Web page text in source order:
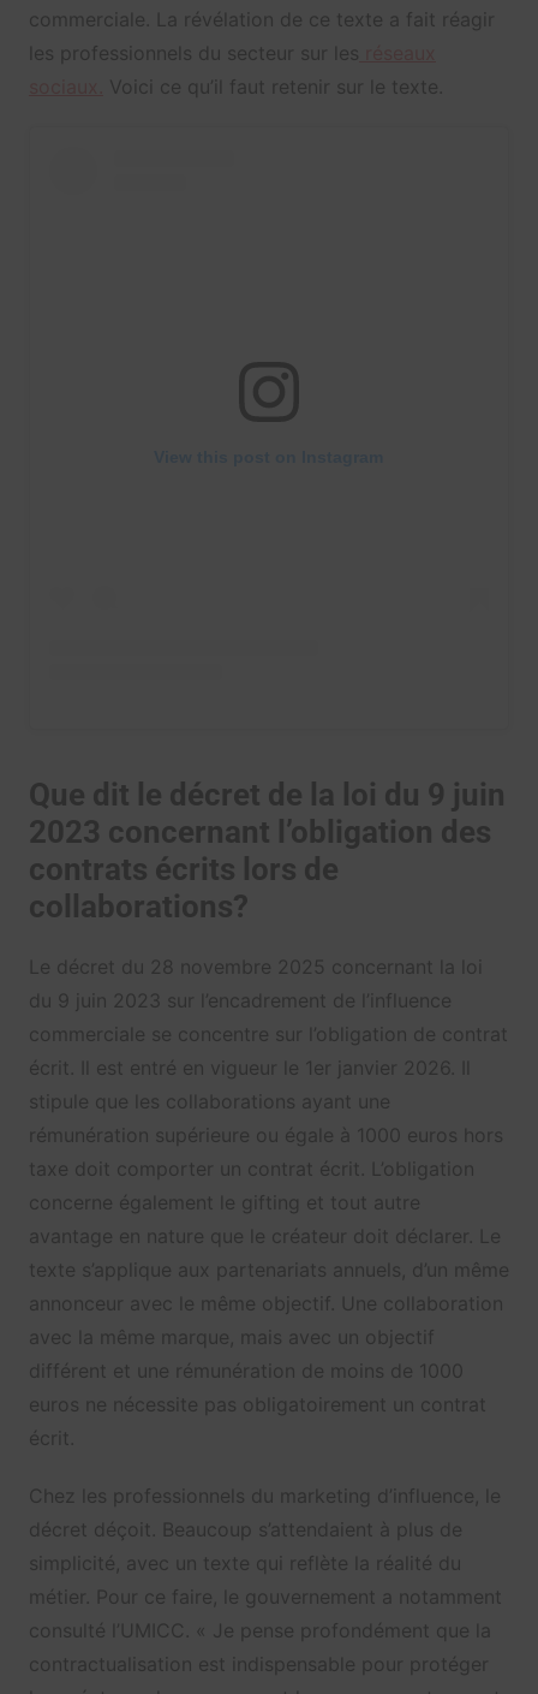
commerciale. La révélation de ce texte a fait réagir
les professionnels du secteur sur les
Voici ce qu’il faut retenir sur le texte.
Que dit le décret de la loi du 9 juin
2023 concernant l’obligation des
contrats écrits lors de
collaborations?
Le décret du 28 novembre 2025 concernant la loi
du 9 juin 2023 sur l’encadrement de l’influence
commerciale se concentre sur l’obligation de contrat
écrit. Il est entré en vigueur le 1er janvier 2026. Il
stipule que les collaborations ayant une
rémunération supérieure ou égale à 1000 euros hors
taxe doit comporter un contrat écrit. L’obligation
concerne également le gifting et tout autre
avantage en nature que le créateur doit déclarer. Le
texte s’applique aux partenariats annuels, d’un même
annonceur avec le même objectif. Une collaboration
avec la même marque, mais avec un objectif
différent et une rémunération de moins de 1000
euros ne nécessite pas obligatoirement un contrat
écrit.
Chez les professionnels du marketing d’influence, le
décret déçoit. Beaucoup s’attendaient à plus de
simplicité, avec un texte qui reflète la réalité du
métier. Pour ce faire, le gouvernement a notamment
consulté l’UMICC. « Je pense profondément que la
contractualisation est indispensable pour protéger